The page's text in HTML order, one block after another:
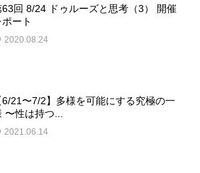
63回 8/24 ドゥルーズと思考（3） 開催
ポート
2020.08.24
6/21〜7/2】多様を可能にする究極の一
〜性は持つ...
2021.06.14